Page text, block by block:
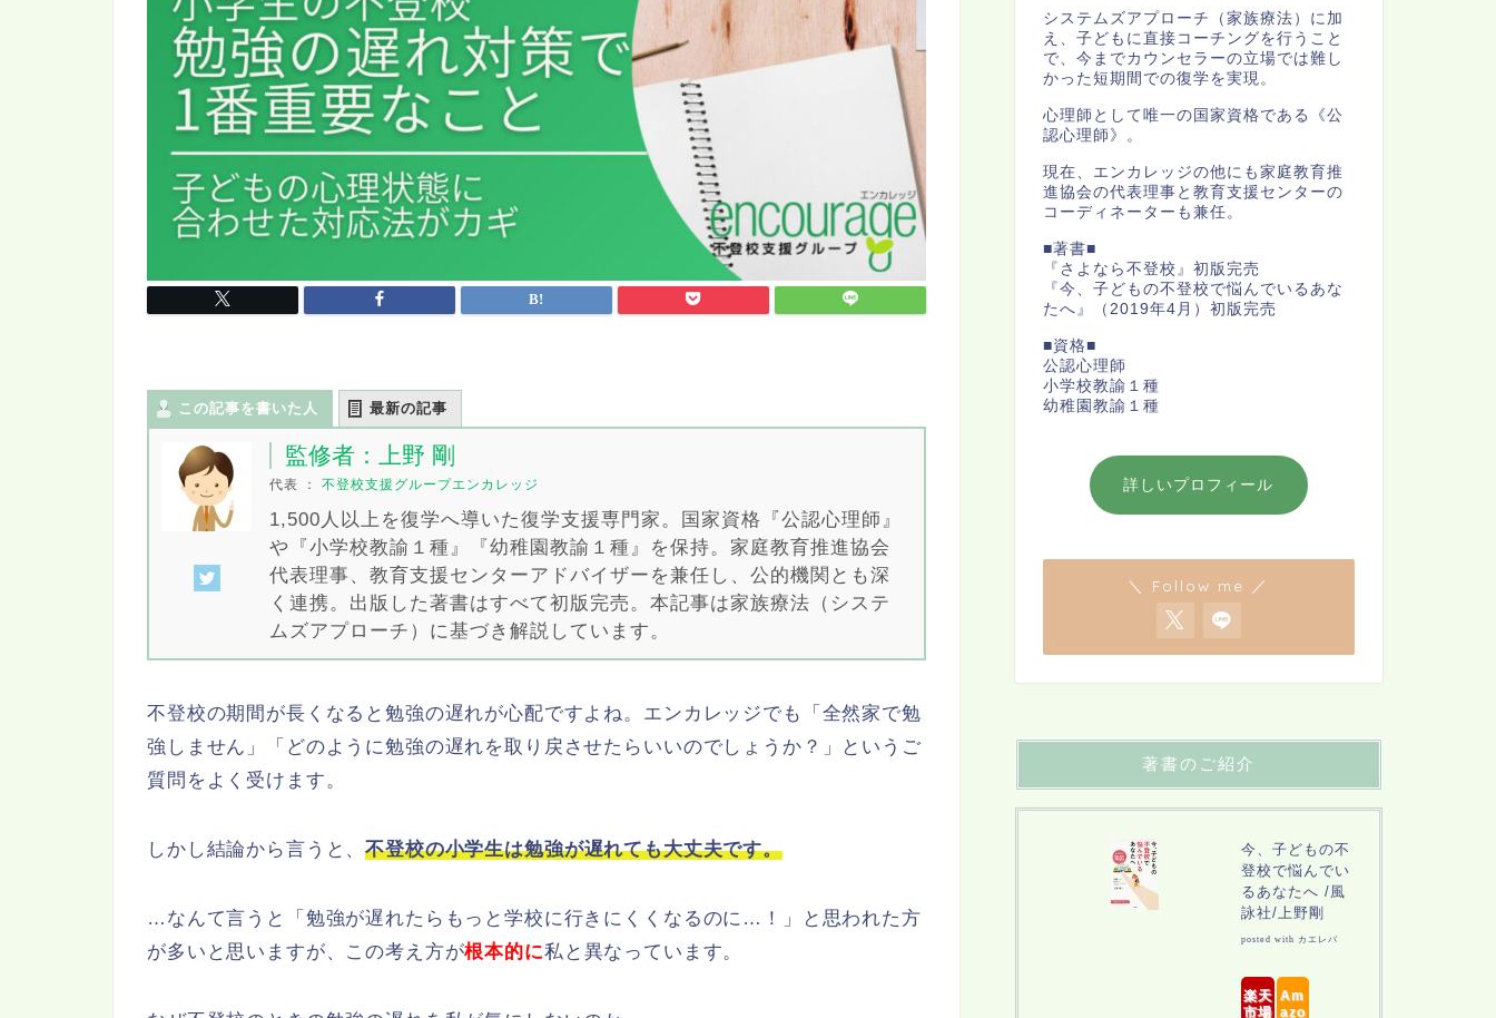
この記事を書いた人 最新の記事
監修者：上野 剛
代表 ： 不登校支援グループエンカレッジ
1,500人以上を復学へ導いた復学支援専門家。国家資格『公認心理師』
や『小学校教諭１種』『幼稚園教諭１種』を保持。家庭教育推進協会
代表理事、教育支援センターアドバイザーを兼任し、公的機関とも深
く連携。出版した著書はすべて初版完売。本記事は家族療法（システ
ムズアプローチ）に基づき解説しています。
不登校の期間が長くなると勉強の遅れが心配ですよね。エンカレッジでも「全然家で勉
強しません」「どのように勉強の遅れを取り戻させたらいいのでしょうか？」というご
質問をよく受けます。
しかし結論から言うと、不登校の小学生は勉強が遅れても大丈夫です。
…なんて言うと「勉強が遅れたらもっと学校に行きにくくなるのに…！」と思われた方
が多いと思いますが、この考え方が根本的に私と異なっています。
システムズアプローチ（家族療法）に加
え、子どもに直接コーチングを行うこと
で、今までカウンセラーの立場では難し
かった短期間での復学を実現。
心理師として唯一の国家資格である《公
認心理師》。
現在、エンカレッジの他にも家庭教育推
進協会の代表理事と教育支援センターの
コーディネーターも兼任。
■著書■
『さよなら不登校』初版完売
『今、子どもの不登校で悩んでいるあな
たへ』（2019年4月）初版完売
■資格■
公認心理師
小学校教諭１種
幼稚園教諭１種
詳しいプロフィール
＼ Follow me ／
著書のご紹介
今、子どもの不
登校で悩んでい
るあなたへ /風
詠社/上野剛
posted with カエレバ
楽天
市場
Am
azo